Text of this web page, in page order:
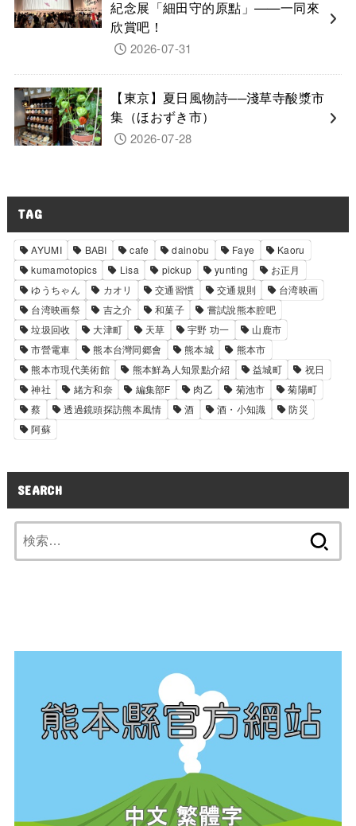
紀念展「細田守的原點」——一同來
欣賞吧！
2026-07-31
【東京】夏日風物詩──淺草寺酸漿市
集（ほおずき市）
2026-07-28
TAG
AYUMI BABI cafe dainobu Faye
Kaoru
kumamotopics
Lisa pickup yunting
お正月
ゆうちゃん
カオリ 交通習慣 交通規則
台湾映画
台湾映画祭
吉之介 和菓子
嘗試說熊本腔吧
垃圾回收
大津町 天草 宇野 功一
山鹿市
市營電車
熊本台灣同郷會 熊本城
熊本市
熊本市現代美術館
熊本鮮為人知景點介紹 益城町
祝日
神社
緒方和奈 編集部F 肉乙 菊池市
菊陽町
蔡
透過鏡頭探訪熊本風情 酒 酒・小知識
防災
阿蘇
SEARCH
索: